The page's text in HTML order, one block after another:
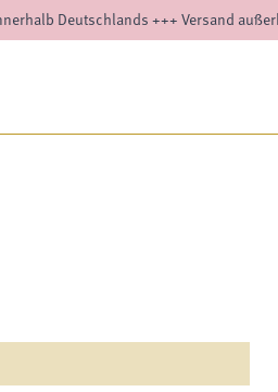
Deutschlands +++ Versand